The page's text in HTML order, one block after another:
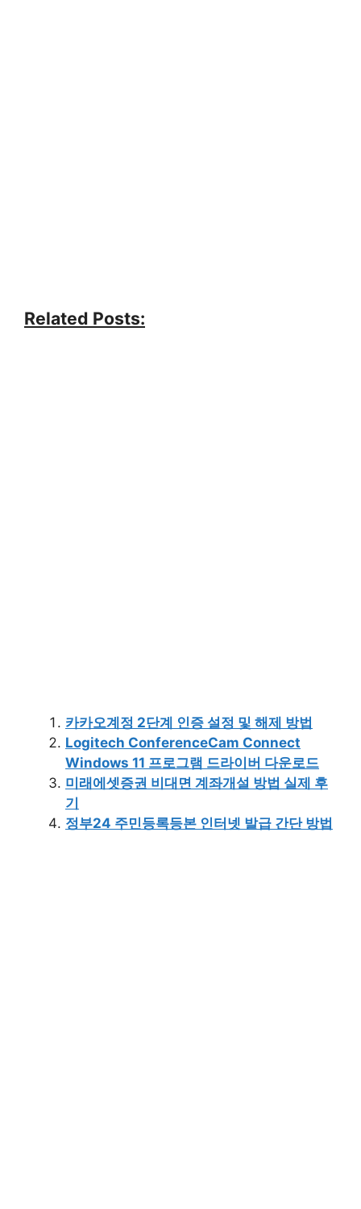
Related Posts:
카카오계정 2단계 인증 설정 및 해제 방법
Logitech ConferenceCam Connect
Windows 11 프로그램 드라이버 다운로드
미래에셋증권 비대면 계좌개설 방법 실제 후
기
정부24 주민등록등본 인터넷 발급 간단 방법